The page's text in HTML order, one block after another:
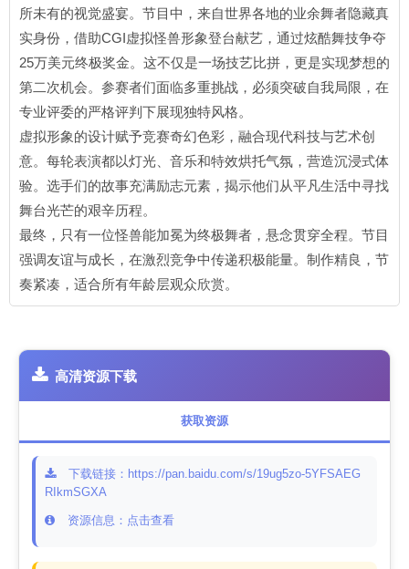
所未有的视觉盛宴。节目中，来自世界各地的业余舞者隐藏真
实身份，借助CGI虚拟怪兽形象登台献艺，通过炫酷舞技争夺
25万美元终极奖金。这不仅是一场技艺比拼，更是实现梦想的
第二次机会。参赛者们面临多重挑战，必须突破自我局限，在
专业评委的严格评判下展现独特风格。
虚拟形象的设计赋予竞赛奇幻色彩，融合现代科技与艺术创
意。每轮表演都以灯光、音乐和特效烘托气氛，营造沉浸式体
验。选手们的故事充满励志元素，揭示他们从平凡生活中寻找
舞台光芒的艰辛历程。
最终，只有一位怪兽能加冕为终极舞者，悬念贯穿全程。节目
强调友谊与成长，在激烈竞争中传递积极能量。制作精良，节
奏紧凑，适合所有年龄层观众欣赏。
高清资源下载
获取资源
下载链接：https://pan.baidu.com/s/19ug5zo-5YFSAEG
RIkmSGXA
资源信息：点击查看